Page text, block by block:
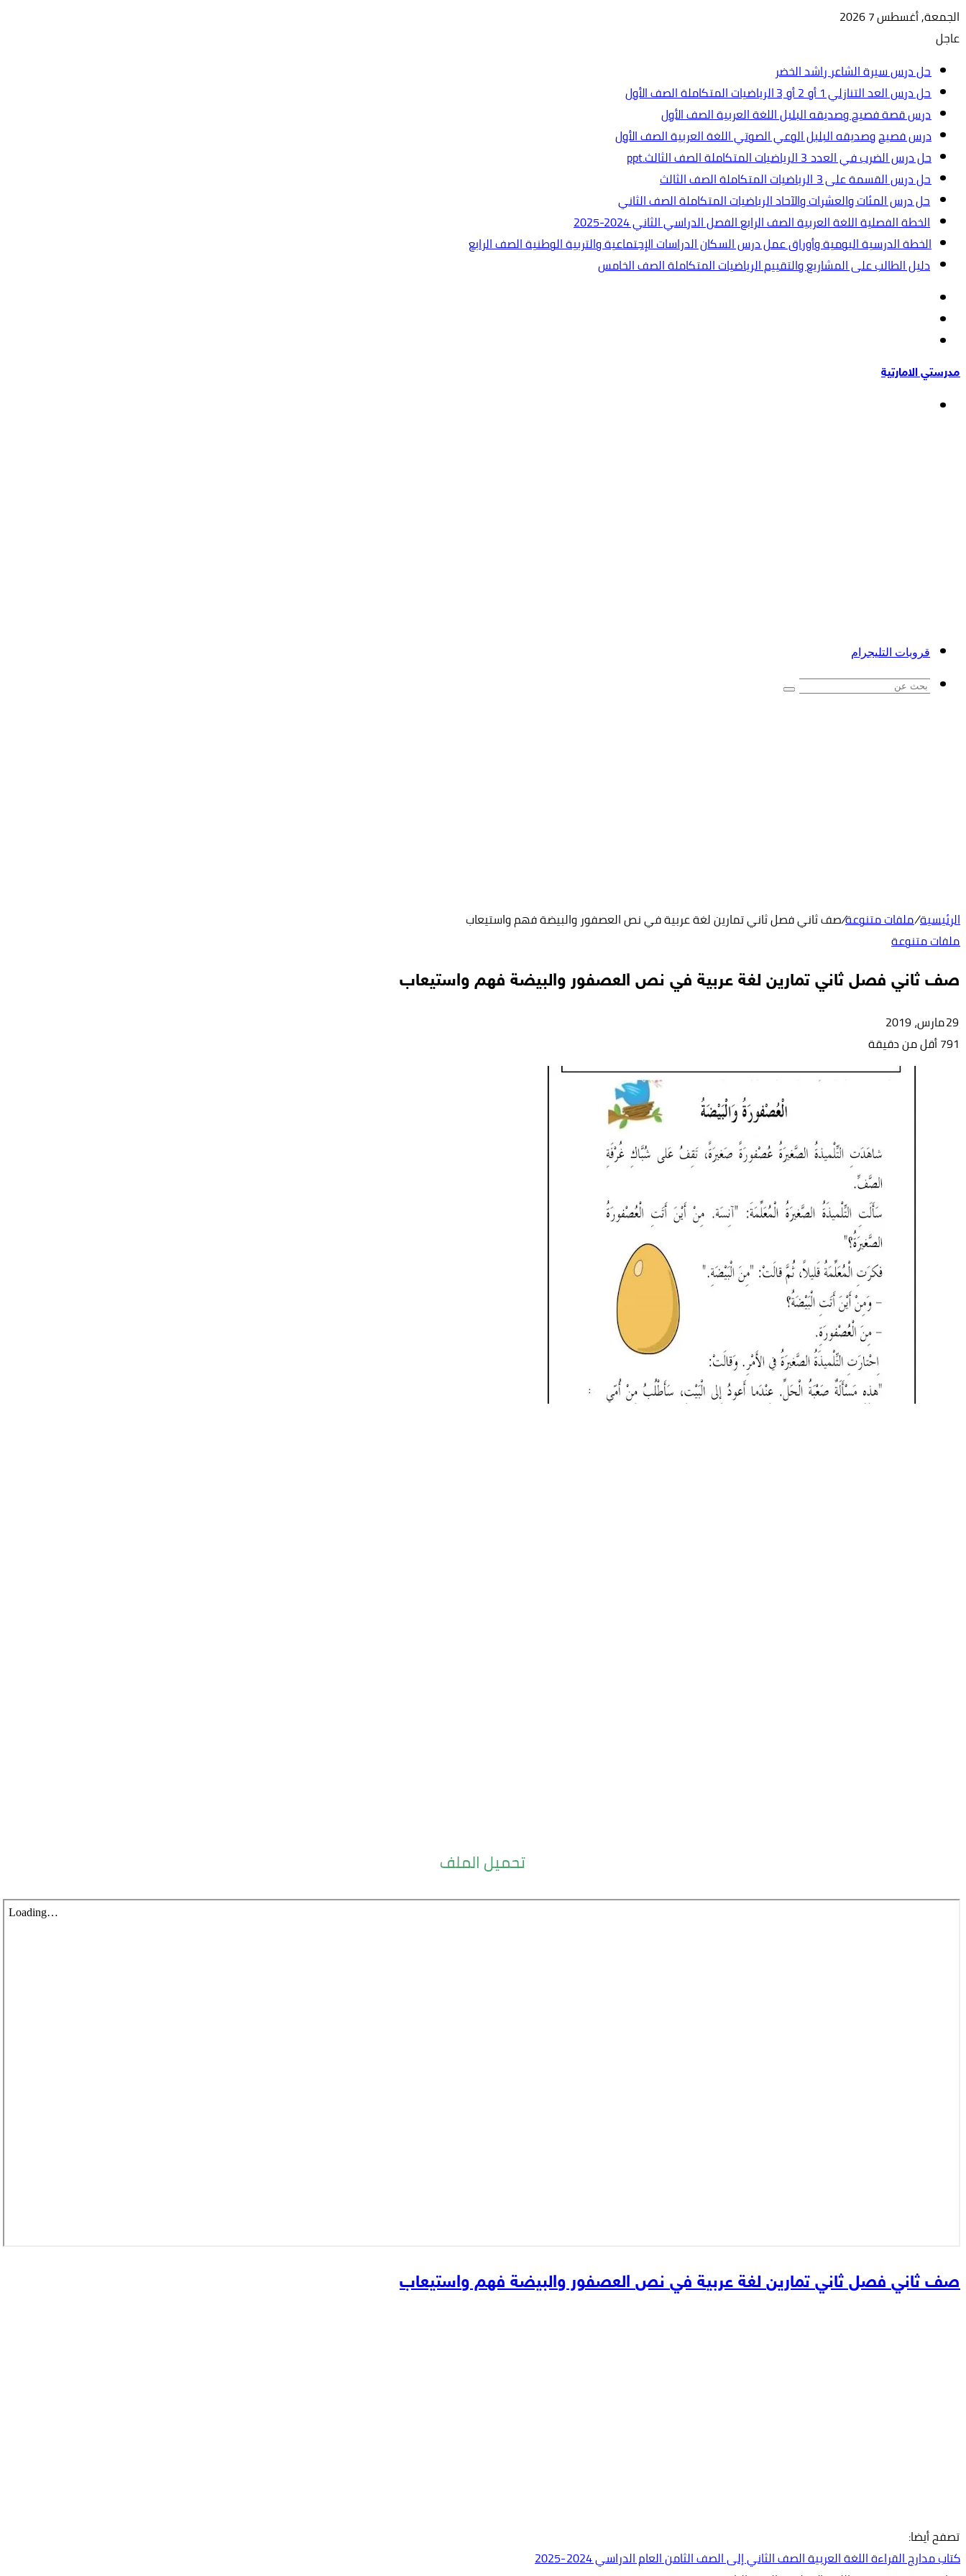
الجمعة, أغسطس 7 2026
عاجل
حل درس سيرة الشاعر راشد الخضر
حل درس العد التنازلي 1 أو 2 أو 3 الرياضيات المتكاملة الصف الأول
درس قصة فصيح وصديقه البلبل اللغة العربية الصف الأول
درس فصيح وصديقه البلبل الوعي الصوتي اللغة العربية الصف الأول
حل درس الضرب في العدد 3 الرياضيات المتكاملة الصف الثالث.ppt
حل درس القسمة على 3 الرياضيات المتكاملة الصف الثالث
حل درس المئات والعشرات والآحاد الرياضيات المتكاملة الصف الثاني
الخطة الفصلية اللغة العربية الصف الرابع الفصل الدراسي الثاني 2024-2025
الخطة الدرسية اليومية وأوراق عمل درس السكان الدراسات الإجتماعية والتربية الوطنية الصف الرابع
دليل الطالب على المشاريع والتقييم الرياضيات المتكاملة الصف الخامس
عمود
جانبي
مدرستي الامارتية
قروبات التليجرام
بحث
الرئيسية/ملفات متنوعة/صف ثاني فصل ثاني تمارين لغة عربية في نص العصفور والبيضة فهم واستيعاب
ملفات متنوعة
صف ثاني فصل ثاني تمارين لغة عربية في نص العصفور والبيضة فهم واستيعاب
29 مارس، 2019
791أقل من دقيقة
تحميل الملف
صف ثاني فصل ثاني تمارين لغة عربية في نص العصفور والبيضة فهم واستيعاب
تصفح أيضا:
كتاب مدارج القراءة اللغة العربية الصف الثاني إلى الصف الثامن العام الدراسي 2024-2025